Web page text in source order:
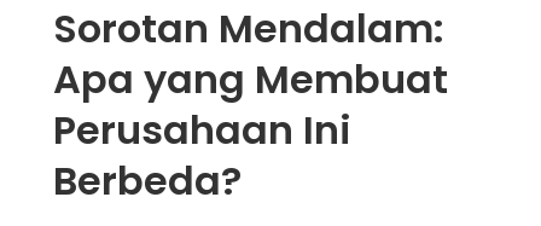
Sorotan Mendalam:
Apa yang Membuat
Perusahaan Ini
Berbeda?